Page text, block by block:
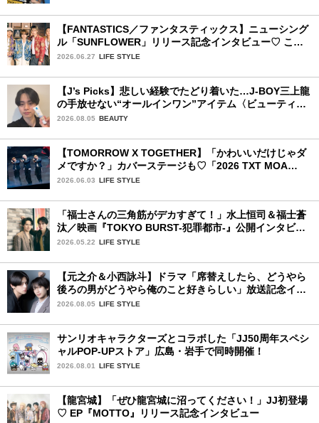
【FANTASTICS／ファンタスティックス】ニューシング
ル「SUNFLOWER」リリース記念インタビュー♡ この
夏楽しみにしていることは？
2026.06.27 LIFE STYLE
【J’s Picks】悲しい経験でたどり着いた…J-BOY三上龍
の手放せない“オールインワン”アイテム〈ビューティ＆
ファッション夏の必需品〉
2026.08.05 BEAUTY
【TOMORROW X TOGETHER】「かわいいだけじゃダ
メですか？」カバーステージも♡「2026 TXT MOA
CON IN JAPAN」千葉公演2日目を詳細レポ【後編】
2026.06.03 LIFE STYLE
「福士さんの三角筋がデカすぎて！」水上恒司＆福士蒼
汰／映画『TOKYO BURST-犯罪都市-』公開インタビュ
ー
2026.05.22 LIFE STYLE
【元之介＆小西詠斗】ドラマ「席替えしたら、どうやら
後ろの男がどうやら俺のこと好きらしい」放送記念イン
タビュー♡ 「自然と詠斗くんが可愛く見えたんです」
2026.08.05 LIFE STYLE
サンリオキャラクターズとコラボした「JJ50周年スペシ
ャルPOP-UPストア」広島・岩手で同時開催！
2026.08.01 LIFE STYLE
【龍宮城】「ぜひ龍宮城に沼ってください！」JJ初登場
♡ EP『MOTTO』リリース記念インタビュー